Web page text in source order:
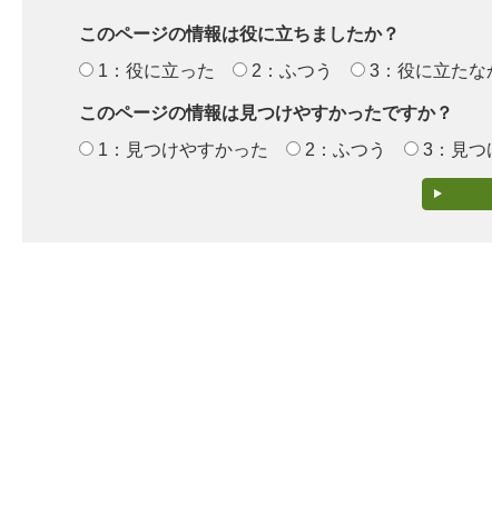
このページの情報は役に立ちましたか？
1：役に立った
2：ふつう 3：役に立たな
このページの情報は見つけやすかったですか？
1：見つけやすかった
2：ふつう 3：見つ